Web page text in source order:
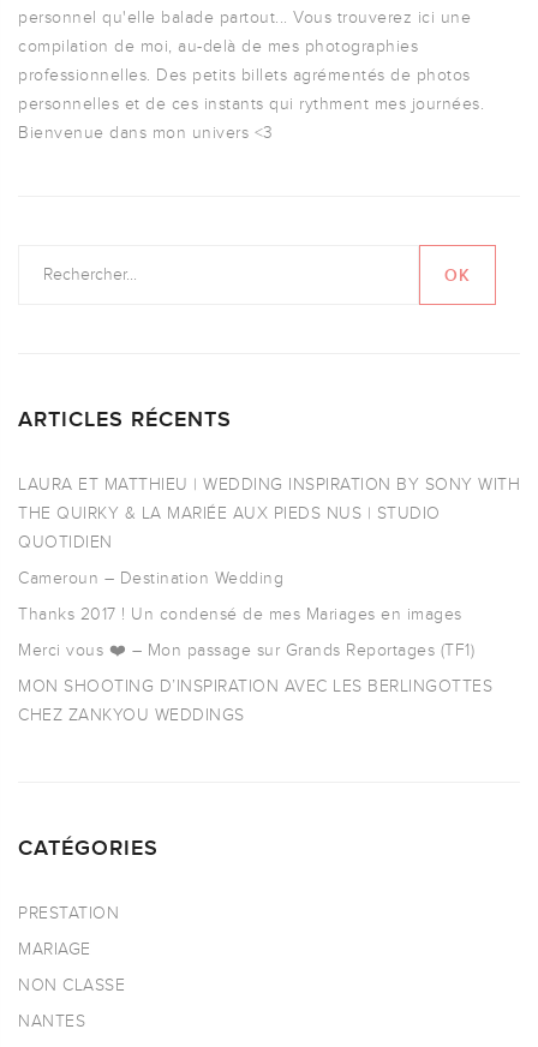
personnel qu'elle balade partout... Vous trouverez ici une
compilation de moi, au-delà de mes photographies
professionnelles. Des petits billets agrémentés de photos
personnelles et de ces instants qui rythment mes journées.
Bienvenue dans mon univers <3
ARTICLES RÉCENTS
LAURA ET MATTHIEU | WEDDING INSPIRATION BY SONY WITH
THE QUIRKY & LA MARIÉE AUX PIEDS NUS | STUDIO
QUOTIDIEN
Cameroun – Destination Wedding
Thanks 2017 ! Un condensé de mes Mariages en images
Merci vous ❤️ – Mon passage sur Grands Reportages (TF1)
MON SHOOTING D’INSPIRATION AVEC LES BERLINGOTTES
CHEZ ZANKYOU WEDDINGS
CATÉGORIES
PRESTATION
MARIAGE
NON CLASSE
NANTES